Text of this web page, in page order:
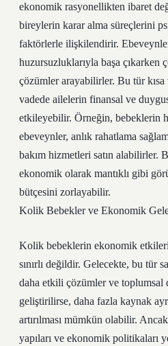
ekonomik rasyonellikten ibaret
bireylerin karar alma süreçlerini
faktörlerle ilişkilendirir.
huzursuzluklarıyla başa çıkarken
çözümler arayabilirler. Bu tür
vadede ailelerin finansal ve
etkileyebilir. Örneğin, bebeklerin
ebeveynler, anlık rahatlama
bakım hizmetleri satın alabilirler.
ekonomik olarak mantıklı gibi
bütçesini zorlayabilir.
Kolik Bebekler ve Ekonomik
Kolik bebeklerin ekonomik
sınırlı değildir. Gelecekte, bu tür
daha etkili çözümler ve toplumsal
geliştirilirse, daha fazla kaynak
artırılması mümkün olabilir.
yapıları ve ekonomik politikaları